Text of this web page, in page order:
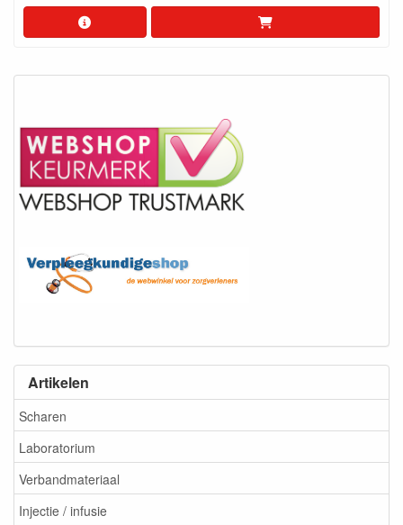
Artikelen
Scharen
Laboratorium
Verbandmateriaal
Injectie / infusie